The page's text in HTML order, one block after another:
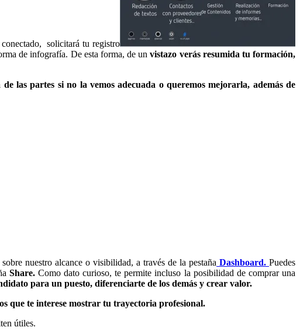
solicitará tu registro
de infografía. De esta forma, de unvistazo verás resumida tu formación,
las partes si no la vemos adecuada o queremos mejorarla, además de
nuestro alcance o visibilidad, a través de la pestaña Dashboard.Puedes
Share.Como dato curioso, te permite incluso la posibilidad de comprar una
para un puesto, diferenciarte de los demás y crear valor.
que te interese mostrar tu trayectoria profesional.
útiles.